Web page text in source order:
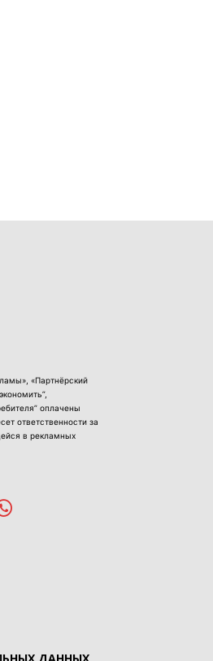
«Партнёрский
оплачены
ответственности за
в рекламных
ДАННЫХ